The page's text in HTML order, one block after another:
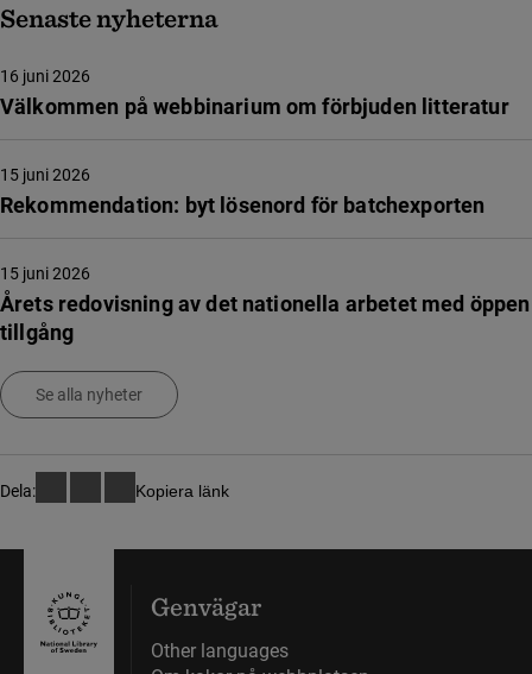
Senaste nyheterna
Välkommen på webbinarium om förbjuden litteratur
16 juni 2026
Rekommendation: byt lösenord för batchexporten
15 juni 2026
Årets redovisning av det nationella arbetet med öppen
tillgång
15 juni 2026
Se alla nyheter
Dela: Kopiera länk
Genvägar
Other languages